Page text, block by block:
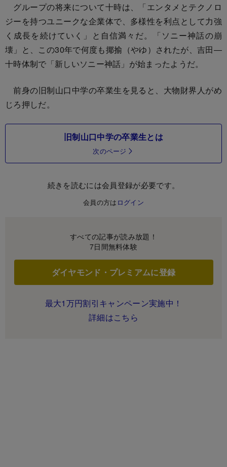
グループの将来について十時は、「エンタメとテクノロ
ジーを持つユニークな企業体で、多様性を利点として力強
く成長を続けていく」と自信満々だ。「ソニー神話の崩
壊」と、この30年で何度も揶揄（やゆ）されたが、吉田―
十時体制で「新しいソニー神話」が始まったようだ。
前身の旧制山口中学の卒業生を見ると、大物財界人がめ
じろ押しだ。
旧制山口中学の卒業生とは
次のページ
続きを読むには会員登録が必要です。
会員の方は ログイン
すべての記事が読み放題！
7日間無料体験
ダイヤモンド・プレミアムに登録
最大1万円割引キャンペーン実施中！
詳細はこちら